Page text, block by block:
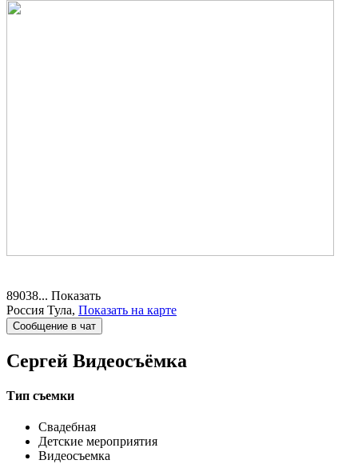
89038... Показать
Россия Тула, Показать на карте
Сообщение в чат
Сергей Видеосъёмка
Тип съемки
Свадебная
Детские мероприятия
Видеосъемка